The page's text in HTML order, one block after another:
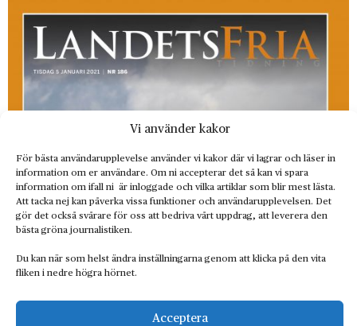
Vi använder kakor
För bästa användarupplevelse använder vi kakor där vi lagrar och läser in
information om er användare. Om ni accepterar det så kan vi spara
information om ifall ni är inloggade och vilka artiklar som blir mest lästa.
Att tacka nej kan påverka vissa funktioner och användarupplevelsen. Det
gör det också svårare för oss att bedriva vårt uppdrag, att leverera den
bästa gröna journalistiken.
Du kan när som helst ändra inställningarna genom att klicka på den vita
fliken i nedre högra hörnet.
Acceptera